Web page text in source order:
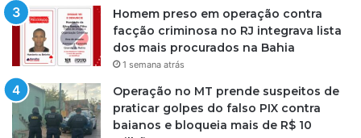
Homem preso em operação contra
facção criminosa no RJ integrava lista
dos mais procurados na Bahia
1 semana atrás
Operação no MT prende suspeitos de
praticar golpes do falso PIX contra
baianos e bloqueia mais de R$ 10